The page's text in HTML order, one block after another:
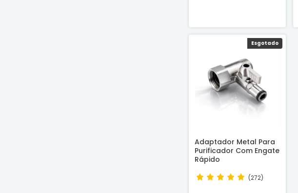
Esgotado
Adaptador Metal Para
Purificador Com Engate
Rápido
(272)